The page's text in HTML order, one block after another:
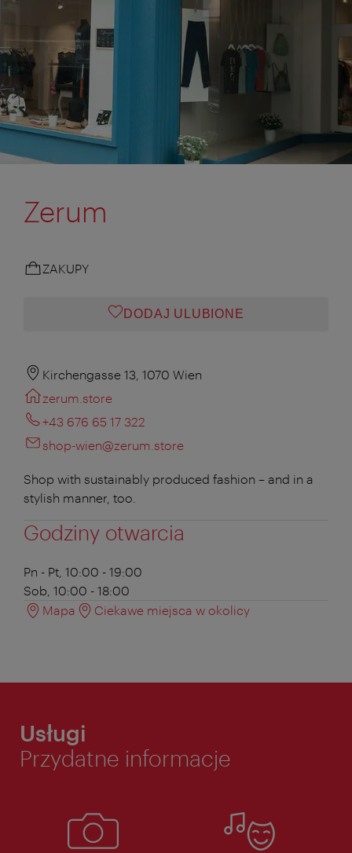
Zerum
ZAKUPY
DODAJ ULUBIONE
Kirchengasse 13, 1070 Wien
zerum.store
+43 676 65 17 322
shop-wien@zerum.store
Shop with sustainably produced fashion – and in a
stylish manner, too.
Godziny otwarcia
Pn - Pt, 10:00 - 19:00
Sob, 10:00 - 18:00
Mapa
Ciekawe miejsca w okolicy
Usługi
Przydatne informacje